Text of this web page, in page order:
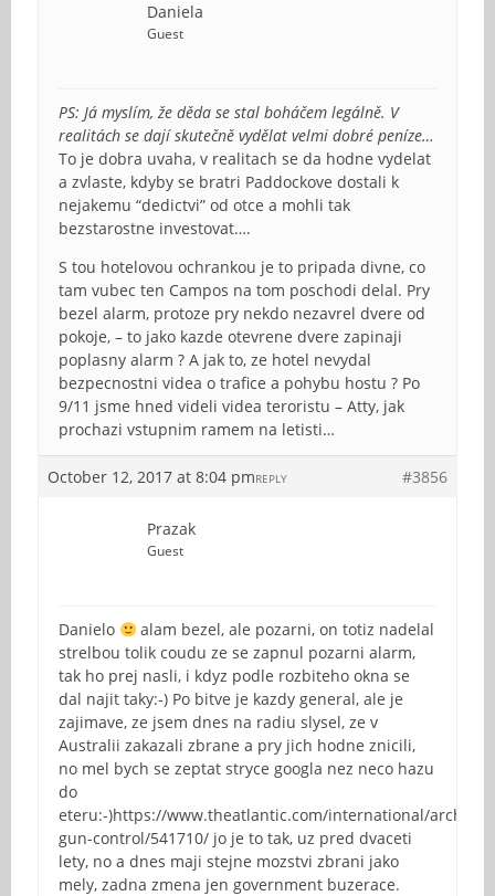
Daniela
Guest
PS: Já myslím, že děda se stal boháčem legálně. V
realitách se dají skutečně vydělat velmi dobré peníze…
To je dobra uvaha, v realitach se da hodne vydelat
a zvlaste, kdyby se bratri Paddockove dostali k
nejakemu “dedictvi” od otce a mohli tak
bezstarostne investovat….
S tou hotelovou ochrankou je to pripada divne, co
tam vubec ten Campos na tom poschodi delal. Pry
bezel alarm, protoze pry nekdo nezavrel dvere od
pokoje, – to jako kazde otevrene dvere zapinaji
poplasny alarm ? A jak to, ze hotel nevydal
bezpecnostni videa o trafice a pohybu hostu ? Po
9/11 jsme hned videli videa teroristu – Atty, jak
prochazi vstupnim ramem na letisti…
October 12, 2017 at 8:04 pm #3856
REPLY
Prazak
Guest
Danielo
alam bezel, ale pozarni, on totiz nadelal
strelbou tolik coudu ze se zapnul pozarni alarm,
tak ho prej nasli, i kdyz podle rozbiteho okna se
dal najit taky:-) Po bitve je kazdy general, ale je
zajimave, ze jsem dnes na radiu slysel, ze v
Australii zakazali zbrane a pry jich hodne znicili,
no mel bych se zeptat stryce googla nez neco hazu
do
eteru:-)https://www.theatlantic.com/international/archive/
gun-control/541710/ jo je to tak, uz pred dvaceti
lety, no a dnes maji stejne mozstvi zbrani jako
mely, zadna zmena jen government buzerace.